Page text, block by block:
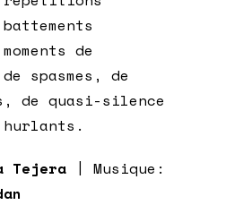
de
spasmes, de
de quasi-silence
Tejera | Musique: